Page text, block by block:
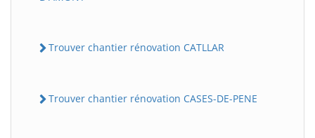
Trouver chantier rénovation CATLLAR
Trouver chantier rénovation CASES-DE-PENE